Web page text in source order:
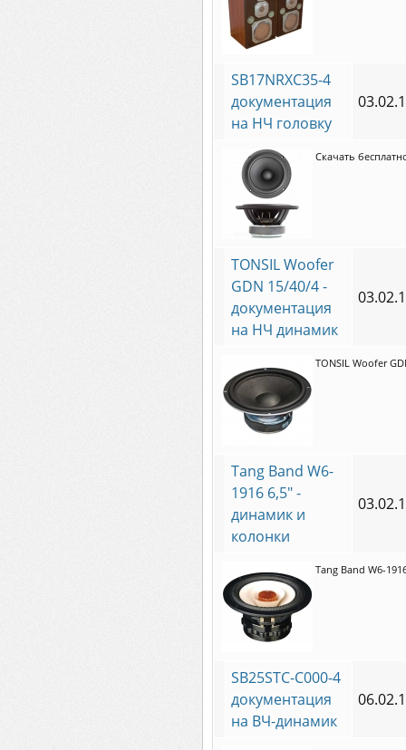
SB17NRXC35-4
документация
на НЧ головку
Скачать
TONSIL Woofer
GDN 15/40/4 -
документация
на НЧ динамик
TONSIL Woofer
Tang Band W6-
1916 6,5" -
динамик и
колонки
Tang Band W6-
SB25STC-C000-4
документация
на ВЧ-динамик